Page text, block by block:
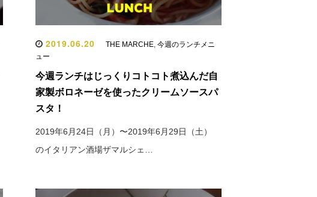
2019.06.20 THE MARCHE, 今週のランチメニ
ュー
今週ランチはじっくりコトコト煮込んだ自
家製ボロネーゼを使ったクリームソースパ
スタ！
2019年6月24日（月）〜2019年6月29日（土）
のイタリアン酒場ザマルシェ…